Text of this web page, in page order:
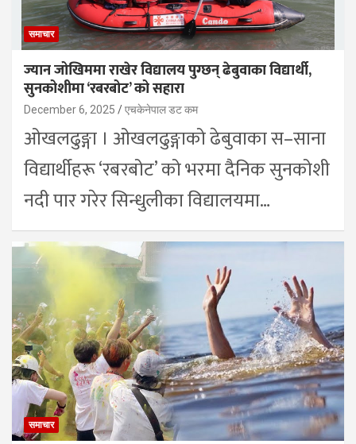
समाचार
ज्यान जोखिममा राखेर विद्यालय पुग्छन् ढेबुवाका विद्यार्थी,
सुनकोशीमा ‘रबरबोट’ को सहारा
December 6, 2025 एचकेनेपाल डट कम
ओखलढुङ्गा । ओखलढुङ्गाको ढेबुवाका स–साना
विद्यार्थीहरू ‘रबरबोट’ को भरमा दैनिक सुनकोशी
नदी पार गरेर सिन्धुलीका विद्यालयमा…
समाचार